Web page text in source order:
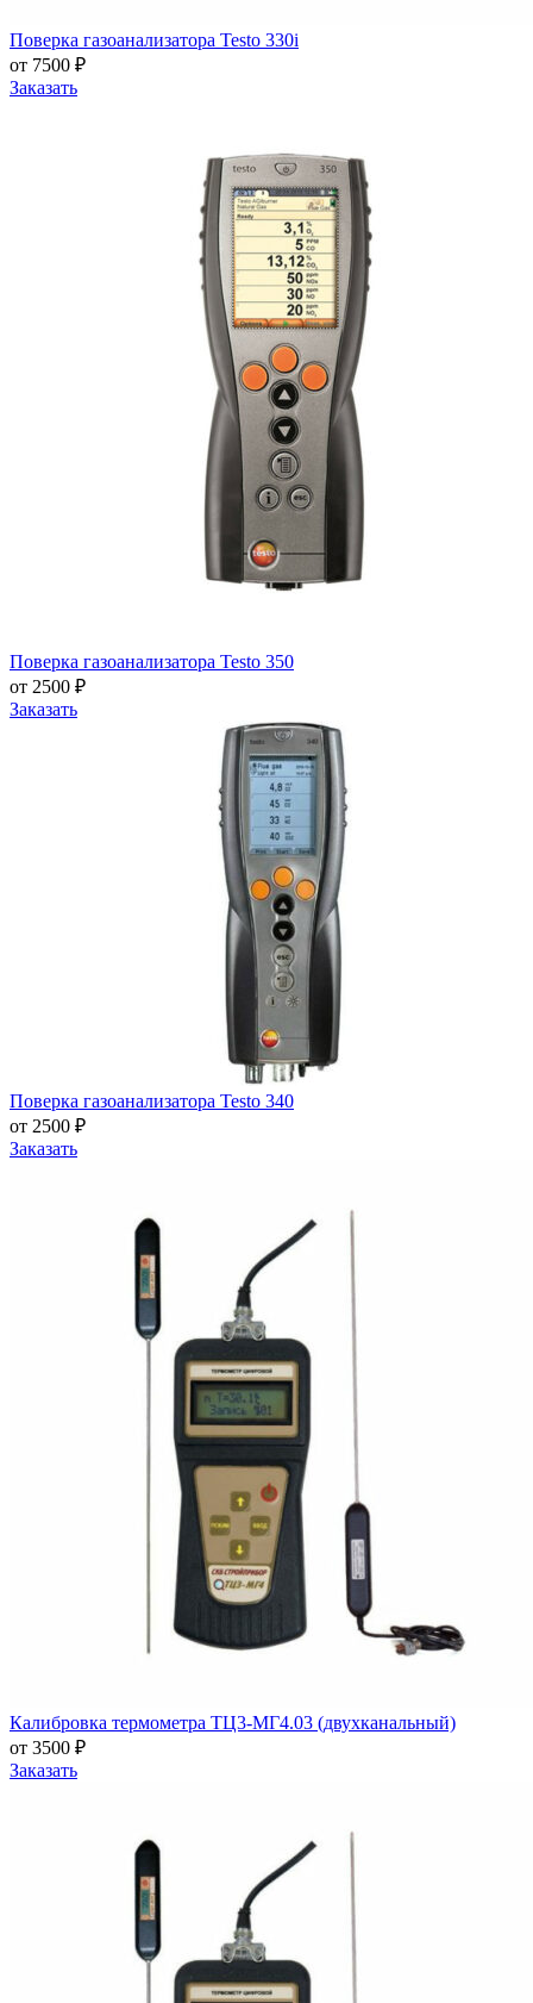
Поверка газоанализатора Testo 330i
от 7500 ₽
Заказать
Поверка газоанализатора Testo 350
от 2500 ₽
Заказать
Поверка газоанализатора Testo 340
от 2500 ₽
Заказать
Калибровка термометра ТЦ3-МГ4.03 (двухканальный)
от 3500 ₽
Заказать